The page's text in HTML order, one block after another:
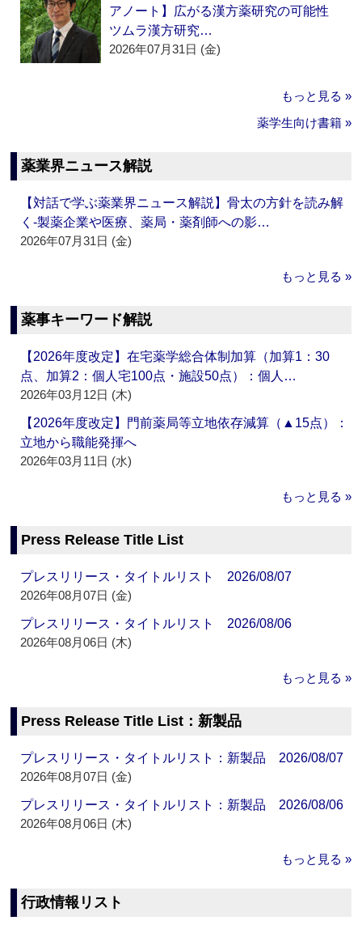
アノート】広がる漢方薬研究の可能性
ツムラ漢方研究…
2026年07月31日 (金)
もっと見る »
薬学生向け書籍 »
薬業界ニュース解説
【対話で学ぶ薬業界ニュース解説】骨太の方針を読み解
く‐製薬企業や医療、薬局・薬剤師への影…
2026年07月31日 (金)
もっと見る »
薬事キーワード解説
【2026年度改定】在宅薬学総合体制加算（加算1：30
点、加算2：個人宅100点・施設50点）：個人…
2026年03月12日 (木)
【2026年度改定】門前薬局等立地依存減算（▲15点）：
立地から職能発揮へ
2026年03月11日 (水)
もっと見る »
Press Release Title List
プレスリリース・タイトルリスト 2026/08/07
2026年08月07日 (金)
プレスリリース・タイトルリスト 2026/08/06
2026年08月06日 (木)
もっと見る »
Press Release Title List：新製品
プレスリリース・タイトルリスト：新製品 2026/08/07
2026年08月07日 (金)
プレスリリース・タイトルリスト：新製品 2026/08/06
2026年08月06日 (木)
もっと見る »
行政情報リスト